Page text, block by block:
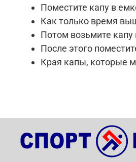
Поместите капу в
Как только время
Потом возьмите капу
После этого
Края капы, которые